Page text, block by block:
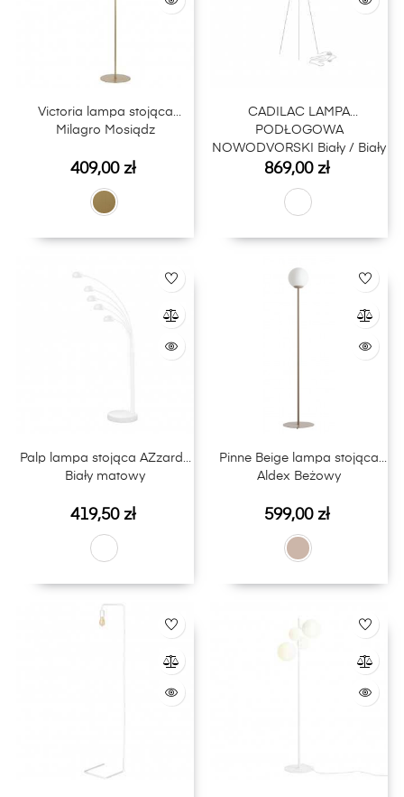
Victoria lampa stojąca
Milagro Mosiądz
Cena
409,00 zł
CADILAC LAMPA
PODŁOGOWA
NOWODVORSKI Biały / Biały
Cena
869,00 zł
Palp lampa stojąca AZzardo
Biały matowy
Cena
419,50 zł
Pinne Beige lampa stojąca
Aldex Beżowy
Cena
599,00 zł